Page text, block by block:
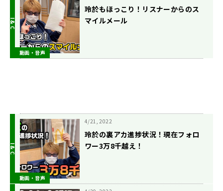
動画・音声
玲於もほっこり！リスナーからのス
マイルメール
動画・音声
4/21, 2022
玲於の裏アカ進捗状況！現在フォロ
ワー3万8千越え！